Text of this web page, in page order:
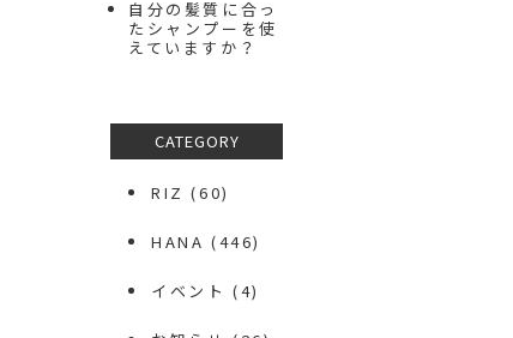
自分の髪質に合っ
たシャンプーを使
えていますか？
CATEGORY
RIZ (60)
HANA (446)
イベント (4)